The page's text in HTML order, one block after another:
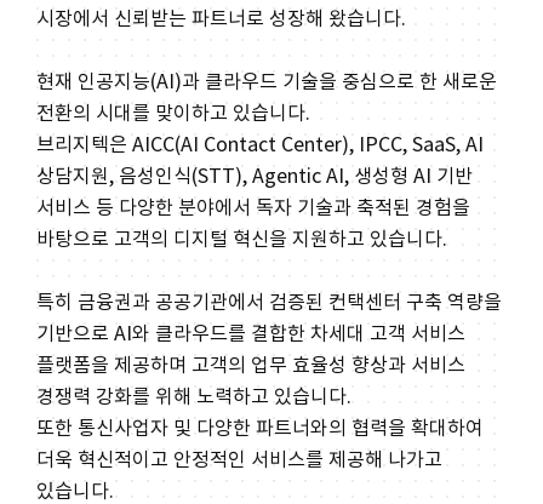
시장에서 신뢰받는 파트너로 성장해 왔습니다.
현재 인공지능(AI)과 클라우드 기술을 중심으로 한 새로운
전환의 시대를 맞이하고 있습니다.
브리지텍은 AICC(AI Contact Center), IPCC, SaaS, AI
상담지원, 음성인식(STT), Agentic AI, 생성형 AI 기반
서비스 등 다양한 분야에서 독자 기술과 축적된 경험을
바탕으로 고객의 디지털 혁신을 지원하고 있습니다.
특히 금융권과 공공기관에서 검증된 컨택센터 구축 역량을
기반으로 AI와 클라우드를 결합한 차세대 고객 서비스
플랫폼을 제공하며 고객의 업무 효율성 향상과 서비스
경쟁력 강화를 위해 노력하고 있습니다.
또한 통신사업자 및 다양한 파트너와의 협력을 확대하여
더욱 혁신적이고 안정적인 서비스를 제공해 나가고
있습니다.